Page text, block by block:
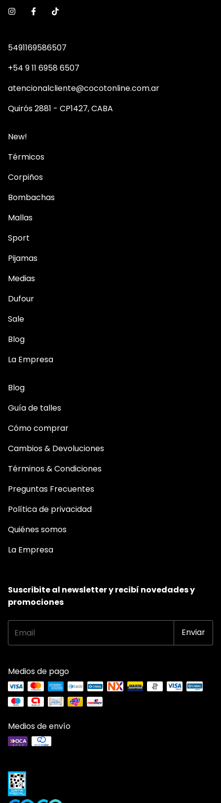
5491169586507
+54 9 11 6958 6507
atencionalcliente@cocotonline.com.ar
Quirós 2881 - CP1427, CABA
New!
Térmicos
Corpiños
Bombachas
Mallas
Sport
Pijamas
Medias
Dufour
Sale
Blog
La Empresa
Blog
Guía de talles
Cómo comprar
Cambios & Devoluciones
Términos & Condiciones
Preguntas Frecuentes
Política de privacidad
Quiénes somos
La Empresa
Suscribite al newsletter y recibí novedades y
promociones
Medios de pago
Medios de envío